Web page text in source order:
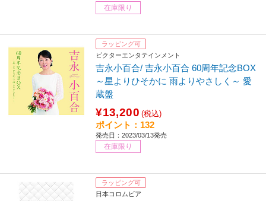
在庫限り
ラッピング可
ビクターエンタテインメント
吉永小百合/ 吉永小百合 60周年記念BOX
～星よりひそかに 雨よりやさしく～ 愛
蔵盤
¥13,200 (税込)
ポイント：132
発売日：2023/03/13発売
在庫限り
ラッピング可
日本コロムビア